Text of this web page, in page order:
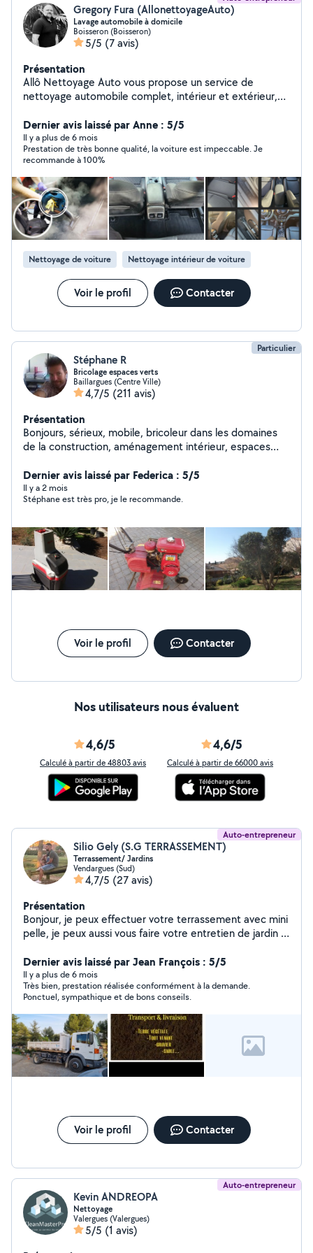
Gregory Fura (AllonettoyageAuto)
Lavage automobile à domicile
Boisseron (Boisseron)
5/5 (7 avis)
Présentation
Allô Nettoyage Auto vous propose un service de
nettoyage automobile complet, intérieur et extérieur,
attention. J'interviens directement à domicile ou sur site
pour un résultat impeccable. Prestation dès 49 pour un
nettoyage intérieur complet Service disponible dans le
gard et l'Hérault Réservez en quelques clics sur notre
site ! Confiez votre véhicule à des pros et profitez d'un
résultat impeccable !
Dernier avis laissé par Anne : 5/5
Il y a plus de 6 mois
Prestation de très bonne qualité, la voiture est impeccable. Je
recommande à 100%
Nettoyage de voiture Nettoyage intérieur de voiture
Voir le profil Contacter
Particulier
Stéphane R
Bricolage espaces verts
Baillargues (Centre Ville)
4,7/5 (211 avis)
Présentation
Bonjours, sérieux, mobile, bricoleur dans les domaines
de la construction, aménagement intérieur, espaces
outillages.
Dernier avis laissé par Federica : 5/5
Il y a 2 mois
Stéphane est très pro, je le recommande.
Voir le profil Contacter
Nos utilisateurs nous évaluent
4,6/5
Calculé à partir de 48803 avis
4,6/5
Calculé à partir de 66000 avis
Auto-entrepreneur
Silio Gely (S.G TERRASSEMENT)
Terrassement/ Jardins
Vendargues (Sud)
4,7/5 (27 avis)
Présentation
Bonjour, je peux effectuer votre terrassement avec mini
pelle, je peux aussi vous faire votre entretien de jardin (
Dernier avis laissé par Jean François : 5/5
Il y a plus de 6 mois
Très bien, prestation réalisée conformément à la demande.
Ponctuel, sympathique et de bons conseils.
Voir le profil Contacter
Auto-entrepreneur
Kevin ANDREOPA
Nettoyage
Valergues (Valergues)
5/5 (1 avis)